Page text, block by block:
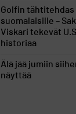
Golfin tähtitehdas
suomalaisille –
Viskari tekevät
historiaa
Älä jää jumiin
näyttää